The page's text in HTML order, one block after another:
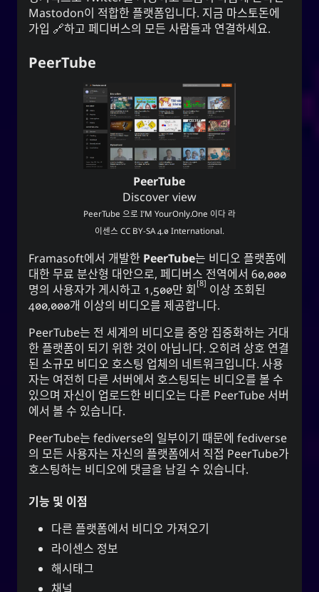
Mastodon이 적합한 플랫폼입니다. 지금 마스토돈에
가입
하고 페디버스의 모든 사람들과 연결하세요.
PeerTube
PeerTube
Discover view
PeerTube 으로 I’M YourOnly.One 이다 라
이센스 CC BY-SA 4.0 International.
Framasoft에서 개발한 PeerTube는 비디오 플랫폼에
대한 무료 분산형 대안으로, 페디버스 전역에서 60,000
명의 사용자가 게시하고 1,500만 회 8 이상 조회된
400,000개 이상의 비디오를 제공합니다.
PeerTube는 전 세계의 비디오를 중앙 집중화하는 거대
한 플랫폼이 되기 위한 것이 아닙니다. 오히려 상호 연결
된 소규모 비디오 호스팅 업체의 네트워크입니다. 사용
자는 여전히 다른 서버에서 호스팅되는 비디오를 볼 수
있으며 자신이 업로드한 비디오는 다른 PeerTube 서버
에서 볼 수 있습니다.
PeerTube는 fediverse의 일부이기 때문에 fediverse
의 모든 사용자는 자신의 플랫폼에서 직접 PeerTube가
호스팅하는 비디오에 댓글을 남길 수 있습니다.
기능 및 이점
다른 플랫폼에서 비디오 가져오기
라이센스 정보
해시태그
채널